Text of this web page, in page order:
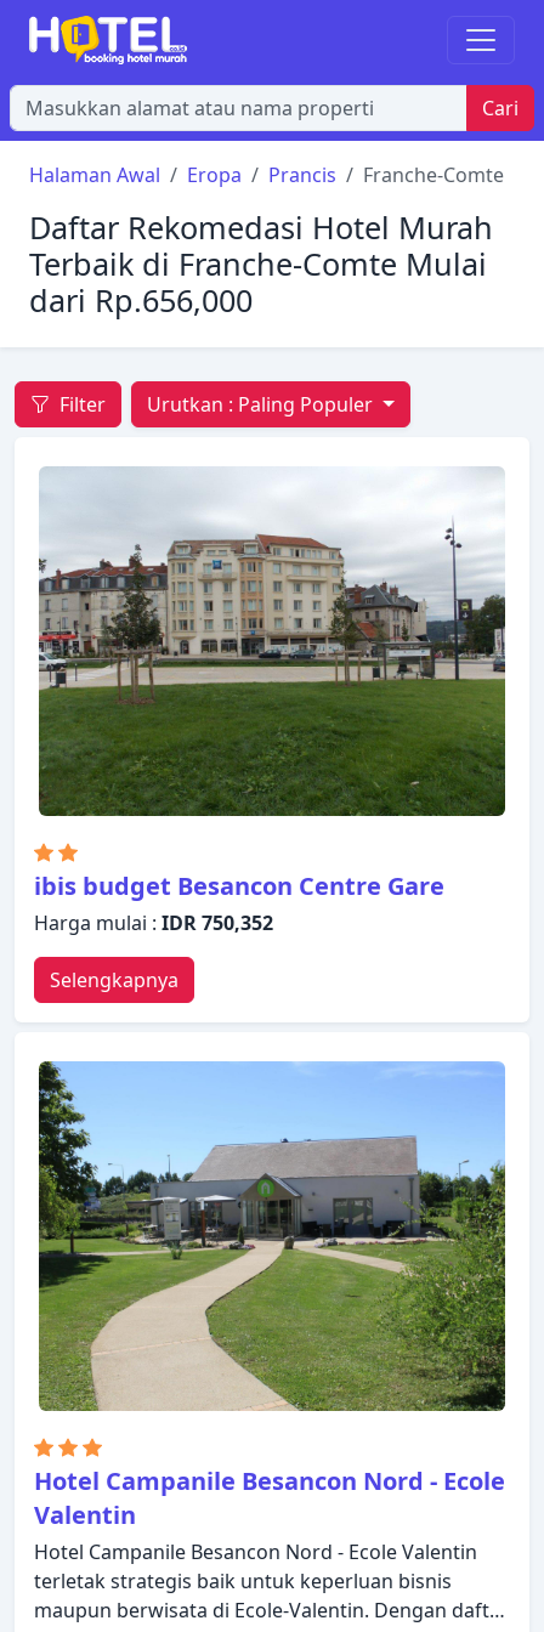
Cari
Halaman Awal Eropa Prancis Franche-Comte
Daftar Rekomedasi Hotel Murah
Terbaik di Franche-Comte Mulai
dari Rp.656,000
Filter Urutkan : Paling Populer
ibis budget Besancon Centre Gare
Harga mulai : IDR 750,352
Selengkapnya
Hotel Campanile Besancon Nord - Ecole
Valentin
Hotel Campanile Besancon Nord - Ecole Valentin
terletak strategis baik untuk keperluan bisnis
maupun berwisata di Ecole-Valentin. Dengan daftar